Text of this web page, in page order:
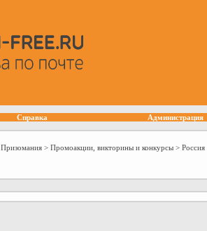
Справка Администрация
Призомания > Промоакции, викторины и конкурсы > Россия